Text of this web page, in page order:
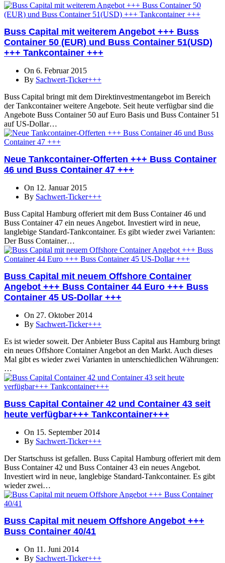
Buss Capital mit weiterem Angebot +++ Buss
Container 50 (EUR) und Buss Container 51(USD)
+++ Tankcontainer +++
On 6. Februar 2015
By Sachwert-Ticker+++
Buss Capital bringt mit dem Direktinvestmentangebot im Bereich
der Tankcontainer weitere Angebote. Seit heute verfügbar sind die
Angebote Buss Container 50 auf Euro Basis und Buss Container 51
auf US-Dollar…
Neue Tankcontainer-Offerten +++ Buss Container
46 und Buss Container 47 +++
On 12. Januar 2015
By Sachwert-Ticker+++
Buss Capital Hamburg offeriert mit dem Buss Container 46 und
Buss Container 47 ein neues Angebot. Investiert wird in neue,
langlebige Standard-Tankcontainer. Es gibt wieder zwei Varianten:
Der Buss Container…
Buss Capital mit neuem Offshore Container
Angebot +++ Buss Container 44 Euro +++ Buss
Container 45 US-Dollar +++
On 27. Oktober 2014
By Sachwert-Ticker+++
Es ist wieder soweit. Der Anbieter Buss Capital aus Hamburg bringt
ein neues Offshore Container Angebot an den Markt. Auch dieses
Mal gibt es wieder zwei Varianten in unterschiedlichen Währungen:
…
Buss Capital Container 42 und Container 43 seit
heute verfügbar+++ Tankcontainer+++
On 15. September 2014
By Sachwert-Ticker+++
Der Startschuss ist gefallen. Buss Capital Hamburg offeriert mit dem
Buss Container 42 und Buss Container 43 ein neues Angebot.
Investiert wird in neue, langlebige Standard-Tankcontainer. Es gibt
wieder zwei…
Buss Capital mit neuem Offshore Angebot +++
Buss Container 40/41
On 11. Juni 2014
By Sachwert-Ticker+++